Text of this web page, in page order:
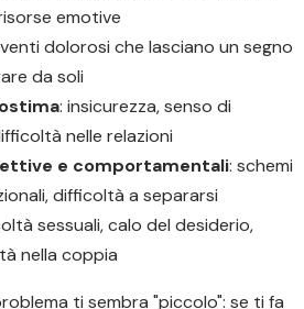
emotive
dolorosi che lasciano un segno
da soli
: insicurezza, senso di
nelle relazioni
e comportamentali: schemi
difficoltà a separarsi
sessuali, calo del desiderio,
nella coppia
ti sembra "piccolo": se ti fa